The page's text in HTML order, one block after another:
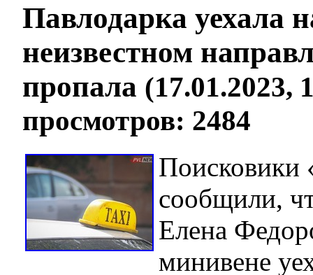
Павлодарка уехала
неизвестном
пропала (17.01.2023,
просмотров: 2484
Поисковики
сообщили,
Елена
минивене